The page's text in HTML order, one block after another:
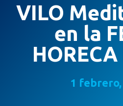
VILO
en la
1 febrero,